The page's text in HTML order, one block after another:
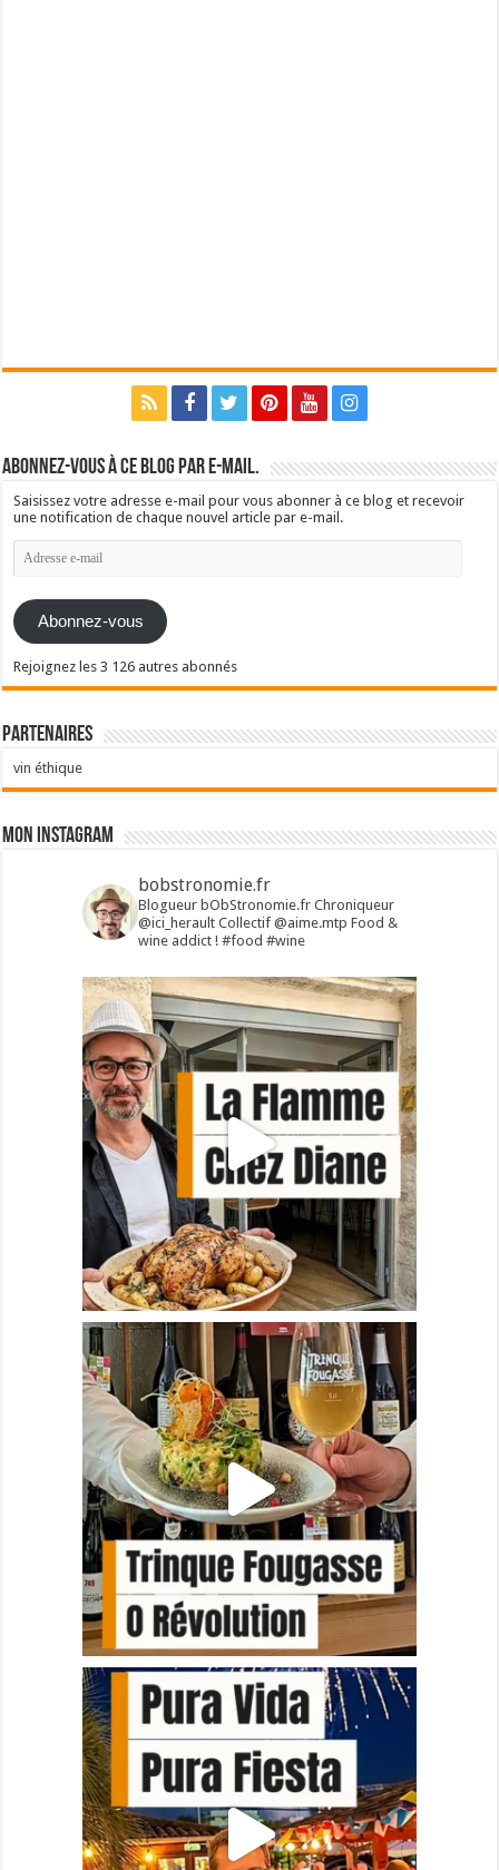
Abonnez-vous à ce blog par e-mail.
Saisissez votre adresse e-mail pour vous abonner à ce blog et recevoir
une notification de chaque nouvel article par e-mail.
Adresse
e-
Abonnez-vous
Rejoignez les 3 126 autres abonnés
Partenaires
vin éthique
Mon Instagram
bobstronomie.fr
Blogueur bObStronomie.fr Chroniqueur
@ici_heraultCollectif @aime.mtp Food &
wine addict !#food #wine